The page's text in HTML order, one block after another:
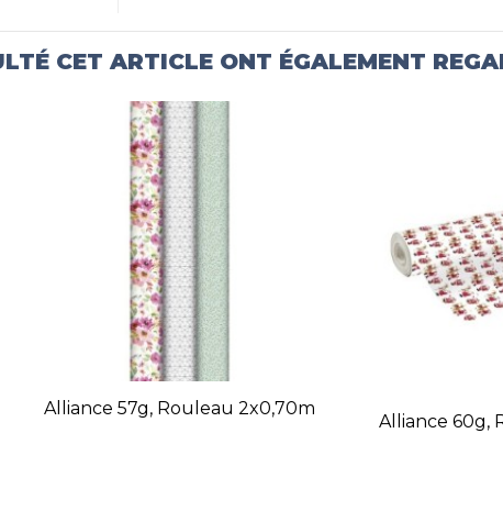
CET ARTICLE ONT ÉGALEMENT
Alliance 57g, Rouleau 2x0,70m
Alliance 60g,